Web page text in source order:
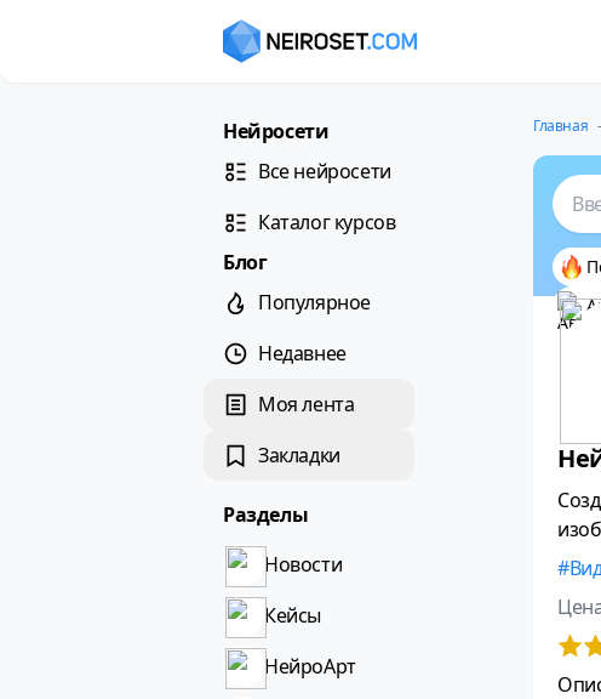
Нейросети
Все нейросети
Каталог курсов
Блог
Популярное
Недавнее
Моя лента
Закладки
Разделы
Новости
Кейсы
НейроАрт
Главная